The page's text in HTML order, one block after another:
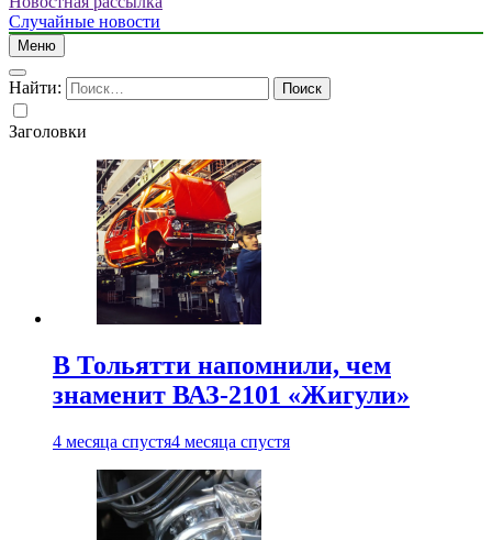
Случайные новости
Меню
Найти:
Заголовки
В Тольятти напомнили, чем
знаменит ВАЗ-2101 «Жигули»
4 месяца спустя4 месяца спустя